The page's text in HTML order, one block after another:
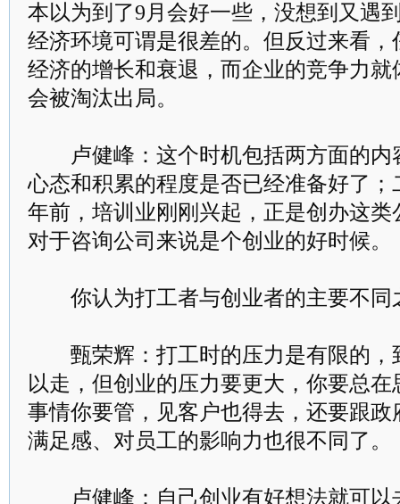
本以为到了9月会好一些，没想到又遇
经济环境可谓是很差的。但反过来看
经济的增长和衰退，而企业的竞争力
会被淘汰出局。
卢健峰：这个时机包括两方面的内
心态和积累的程度是否已经准备好了
年前，培训业刚刚兴起，正是创办这
对于咨询公司来说是个创业的好时候。
你认为打工者与创业者的主要不同
甄荣辉：打工时的压力是有限的，
以走，但创业的压力要更大，你要总
事情你要管，见客户也得去，还要跟
满足感、对员工的影响力也很不同了。
卢健峰：自己创业有好想法就可以